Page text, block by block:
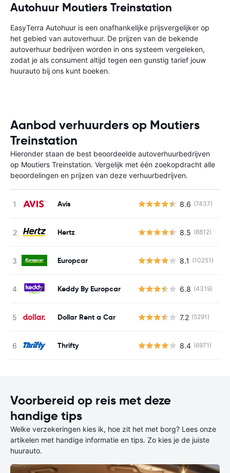
Autohuur Moutiers Treinstation
EasyTerra Autohuur is een onafhankelijke prijsvergelijker op
het gebied van autoverhuur. De prijzen van de bekende
autoverhuur bedrijven worden in ons systeem vergeleken,
zodat je als consument altijd tegen een gunstig tarief jouw
huurauto bij ons kunt boeken.
Aanbod verhuurders op Moutiers
Treinstation
Hieronder staan de best beoordeelde autoverhuurbedrijven
op Moutiers Treinstation. Vergelijk met één zoekopdracht alle
beoordelingen en prijzen van deze verhuurbedrijven.
Avis 8.6 (7437)
Hertz 8.5 (8812)
Europcar 8.1 (10251)
Keddy By Europcar 6.8 (4319)
Dollar Rent a Car 7.2 (5291)
Thrifty 8.4 (6971)
Voorbereid op reis met deze
handige tips
Welke verzekeringen kies ik, hoe zit het met borg? Lees onze
artikelen met handige informatie en tips. Zo kies je de juiste
huurauto.